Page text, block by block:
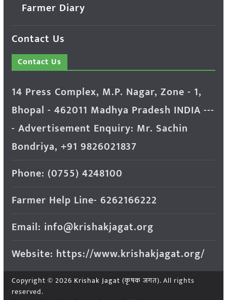
Farmer Diary
Contact Us
Contact Us
14 Press Complex, M.P. Nagar, Zone - 1,
Bhopal - 462011 Madhya Pradesh INDIA ---
- Advertisement Enquiry: Mr. Sachin
Bondriya, +91 9826021837
Phone: (0755) 4248100
Farmer Help Line- 6262166222
Email: info@krishakjagat.org
Website: https://www.krishakjagat.org/
Copyright © 2026 Krishak Jagat (कृषक जगत). All rights
reserved.